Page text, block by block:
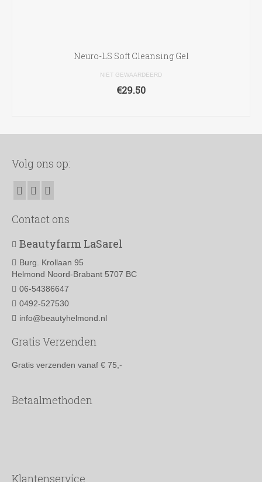
Neuro-LS Soft Cleansing Gel
NIET GEWAARDEERD
€29.50
Volg ons op:
Contact ons
Beautyfarm LaSarel
Burg. Krollaan 95
Helmond Noord-Brabant 5707 BC
06-54386647
0492-527530
info@beautyhelmond.nl
Gratis Verzenden
Gratis verzenden vanaf € 75,-
Betaalmethoden
Klantenservice